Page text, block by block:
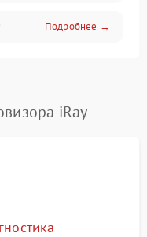
Подробнее →
iRay